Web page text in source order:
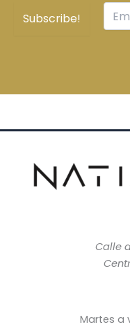
Calle
Martes a